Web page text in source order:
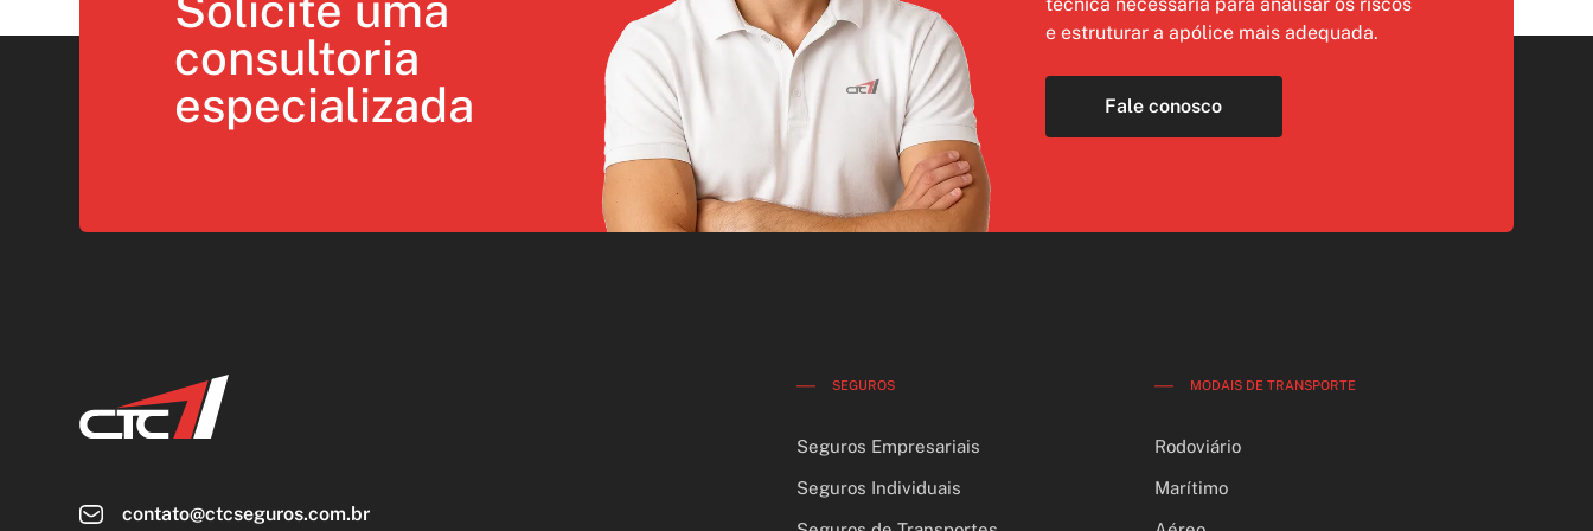
consultoria
especializada
e estruturar a apólice mais adequada.
Fale conosco
contato@ctcseguros.com.br
SEGUROS
Seguros Empresariais
Seguros Individuais
MODAIS DE TRANSPORTE
Rodoviário
Marítimo